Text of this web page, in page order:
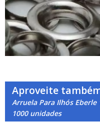
Aproveite
Arruela Para Ilhós Eberle
1000 unidades